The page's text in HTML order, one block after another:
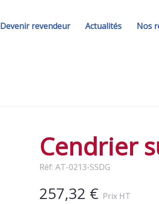
Devenir revendeur Actualités Nos
Cendrier
Réf: AT-0213-SSDG
257,32 € Prix HT